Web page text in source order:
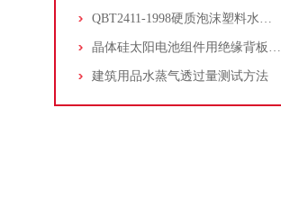
QBT2411-1998硬质泡沫塑料水蒸气透过性能的测定
晶体硅太阳电池组件用绝缘背板水蒸气透过率电解传感器法
建筑用品水蒸气透过量测试方法